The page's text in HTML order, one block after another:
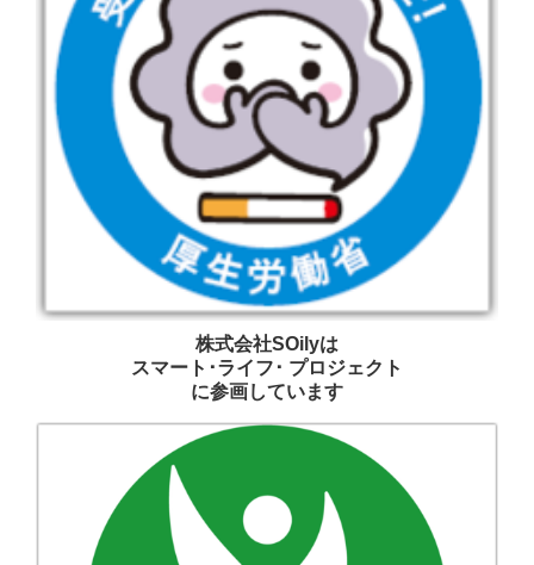
株式会社SOilyは
スマート･ライフ･ プロジェクト
に参画しています